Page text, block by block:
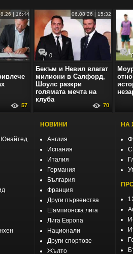
| 16:44
57
0
06.08.26 | 15:32
Бекъм и Невил влагат
милиони в Салфорд,
Шоулс разкри
голямата мечта на
клуба
70
Юнайтед
НОВИНИ
Англия
Испания
Италия
Германия
България
Франция
Други първенства
Шампионска лига
Лига Европа
Национали
Други спортове
Жълто
НА